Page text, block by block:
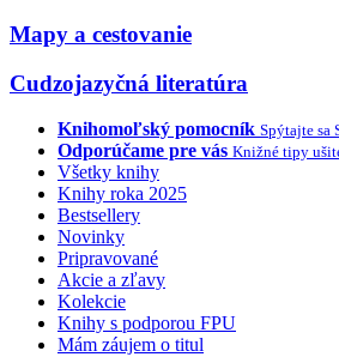
Mapy a cestovanie
Cudzojazyčná literatúra
Knihomoľský pomocník Spýtajte sa
Odporúčame pre vás Knižné tipy
Všetky knihy
Knihy roka 2025
Bestsellery
Novinky
Pripravované
Akcie a zľavy
Kolekcie
Knihy s podporou FPU
Mám záujem o titul